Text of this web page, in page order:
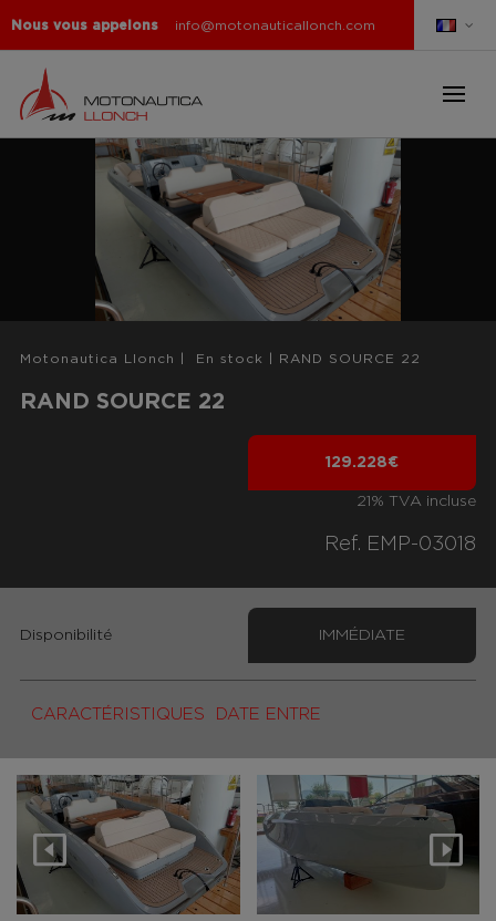
Nous vous appelons info@motonauticallonch.com
Motonautica Llonch En stock RAND SOURCE 22
RAND SOURCE 22
129.228€
21% TVA incluse
Ref. EMP-03018
CARACTÉRISTIQUES DATE ENTRE
Disponibilité IMMÉDIATE